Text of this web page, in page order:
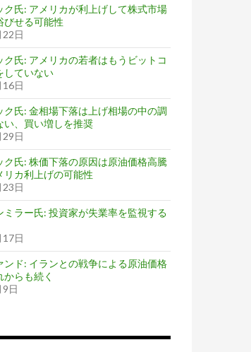
ク氏: アメリカが利上げして株式市場
びせる可能性
日
ク氏: アメリカの若者はもうビットコ
していない
日
ク氏: 金相場下落は上げ相場の中の調
い、買い増しを推奨
日
ク氏: 株価下落の原因は原油価格高騰
リカ利上げの可能性
日
ミラー氏: 投資家が失業率を監視する
日
ンド: イランとの戦争による原油価格
からも続く
日